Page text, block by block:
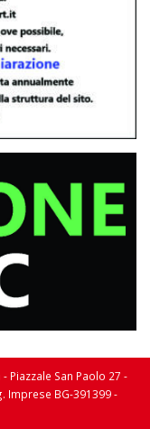
Piazzale San Paolo 27 -
Imprese BG-391399 -